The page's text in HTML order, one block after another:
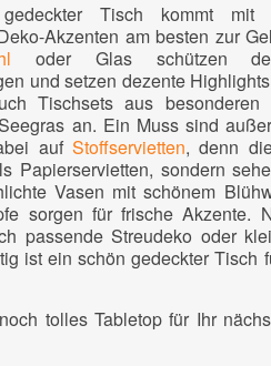
Tisch kommt mit
Akzenten am besten zur
oder Glas schützen
und setzen dezente
Tischsets aus besonderen
an. Ein Muss sind
auf Stoffservietten, denn
Papierservietten, sondern
Vasen mit schönem
sorgen für frische Akzente.
passende Streudeko oder
ist ein schön gedeckter Tisch
tolles Tabletop für Ihr